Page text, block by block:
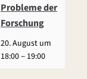
Probleme der
Forschung
20. August um
18:00– 19:00